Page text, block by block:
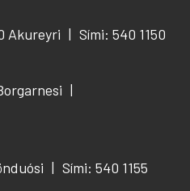
Akureyri
Sími: 540 1150
Sími: 540 1155